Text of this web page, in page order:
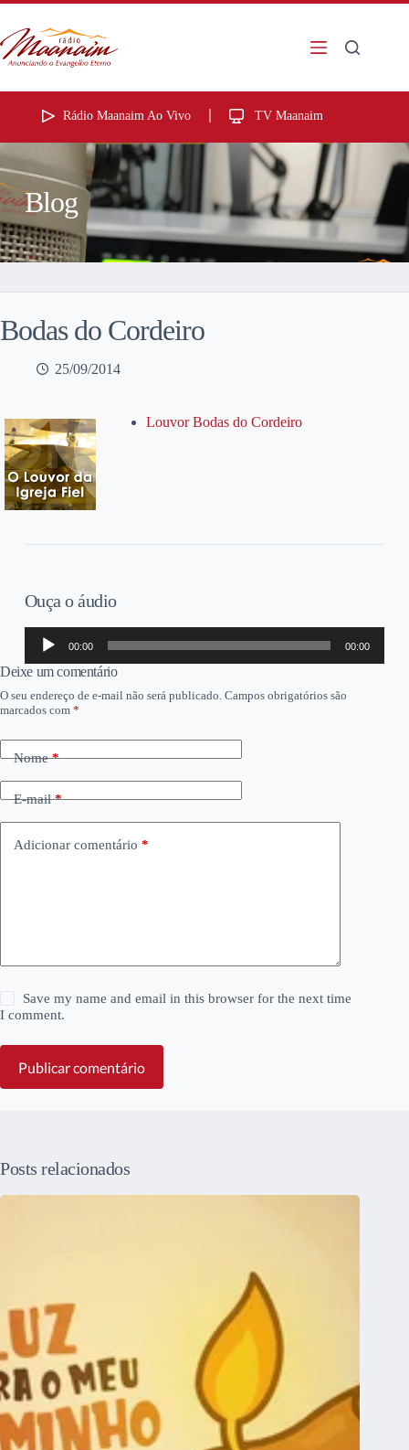
Rádio Maanaim Ao Vivo TV Maanaim
Blog
Bodas do Cordeiro
25/09/2014
Louvor Bodas do Cordeiro
Ouça o áudio
Tocador
áudio
00:00 00:00
Deixe um comentário
O seu endereço de e-mail não será publicado. Campos obrigatórios são
marcados com *
Nome*
E-mail*
Adicionar comentário *
Save my name and email in this browser for the next time
I comment.
Publicar comentário
Posts relacionados